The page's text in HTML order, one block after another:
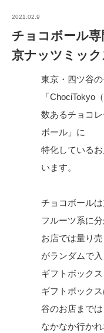
2021.02.9
チョコボール
京ナッツミック
東京・四ツ谷
「ChociTokyo
数あるチョコ
ボール」に
特化している
います。
チョコボール
フルーツ系に分
お店では量り
がランダムで
ギフトボック
ギフトボック
谷のお店までは
なかなか行か